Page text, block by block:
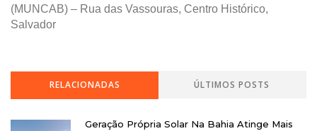
(MUNCAB) – Rua das Vassouras, Centro Histórico,
Salvador
RELACIONADAS ÚLTIMOS POSTS
Geração Própria Solar Na Bahia Atinge Mais